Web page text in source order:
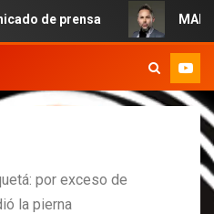
MARCOS
por exceso de
la pierna